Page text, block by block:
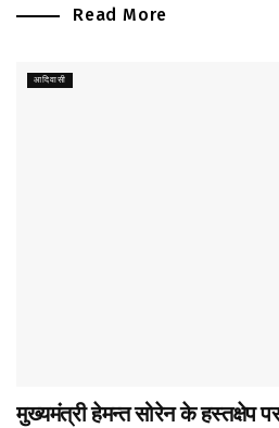
Read More
आदिवासी
मुख्यमंत्री हेमन्त सोरेन के हस्तक्षेप